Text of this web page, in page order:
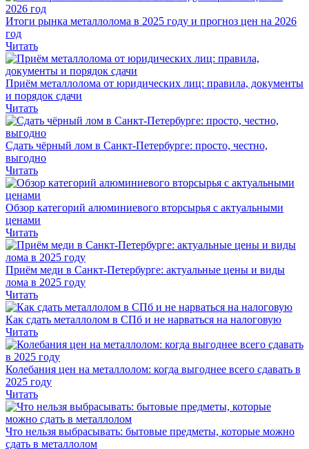
Итоги рынка металлолома в 2025 году и прогноз цен на 2026
год
Читать
Приём металлолома от юридических лиц: правила, документы
и порядок сдачи
Читать
Сдать чёрный лом в Санкт-Петербурге: просто, честно,
выгодно
Читать
Обзор категорий алюминиевого вторсырья с актуальными
ценами
Читать
Приём меди в Санкт-Петербурге: актуальные цены и виды
лома в 2025 году
Читать
Как сдать металлолом в СПб и не нарваться на налоговую
Читать
Колебания цен на металлолом: когда выгоднее всего сдавать в
2025 году
Читать
Что нельзя выбрасывать: бытовые предметы, которые можно
сдать в металлолом